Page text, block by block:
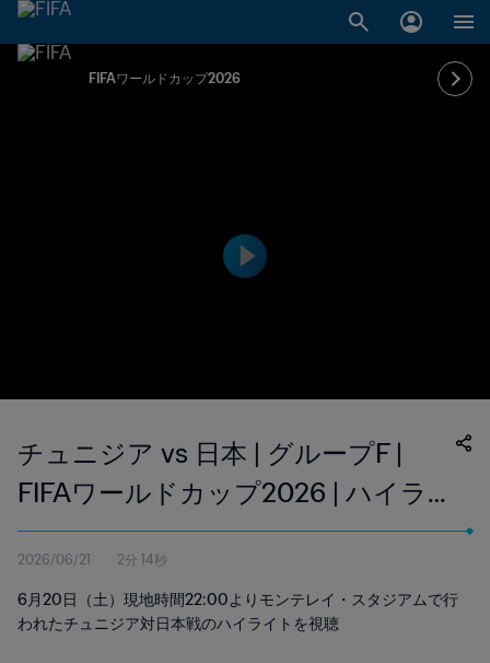
FIFAワールドカップ2026
チュニジア vs 日本 | グループF |
FIFAワールドカップ2026 | ハイライ
ト
2026/06/21 2分 14秒
6月20日（土）現地時間22:00よりモンテレイ・スタジアムで行
われたチュニジア対日本戦のハイライトを視聴